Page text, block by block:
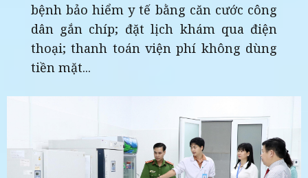
bệnh bảo hiểm y tế bằng căn cước công
dân gắn chíp; đặt lịch khám qua điện
thoại; thanh toán viện phí không dùng
tiền mặt...